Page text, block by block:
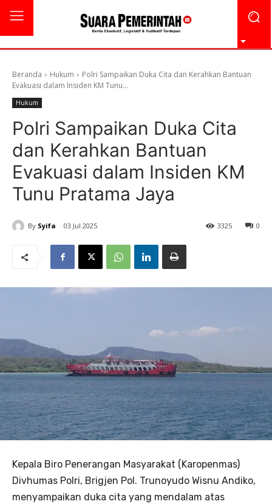
Beranda Hukum
Polri Sampaikan Duka Cita dan Kerahkan Bantuan
Evakuasi dalam Insiden KM Tunu...
Hukum
Polri Sampaikan Duka Cita
dan Kerahkan Bantuan
Evakuasi dalam Insiden KM
Tunu Pratama Jaya
By Syifa 03 Jul 2025 0
3325
Kepala Biro Penerangan Masyarakat (Karopenmas)
Divhumas Polri, Brigjen Pol. Trunoyudo Wisnu Andiko,
menyampaikan duka cita yang mendalam atas